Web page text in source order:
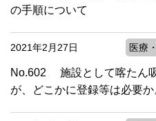
の手順について
2021年2月27日 医療
No.602 施設として喀たん
が、どこかに登録等は必要か